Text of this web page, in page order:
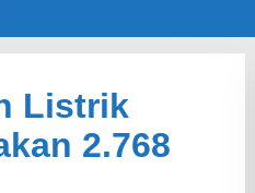
Listrik
2.768